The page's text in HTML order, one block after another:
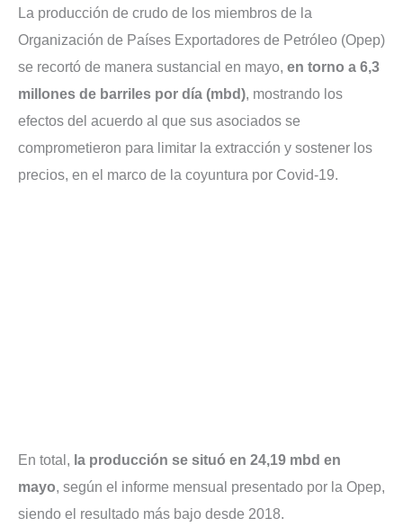
La producción de crudo de los miembros de la
Organización de Países Exportadores de Petróleo (Opep)
se recortó de manera sustancial en mayo, en torno a 6,3
millones de barriles por día (mbd), mostrando los
efectos del acuerdo al que sus asociados se
comprometieron para limitar la extracción y sostener los
precios, en el marco de la coyuntura por Covid-19.
En total, la producción se situó en 24,19 mbd en
mayo, según el informe mensual presentado por la Opep,
siendo el resultado más bajo desde 2018.